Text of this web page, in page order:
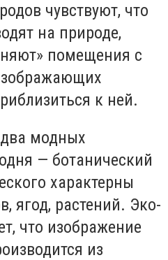
чувствуют, что
на природе,
помещения с
к ней.
два модных
— ботанический
характерны
ягод, растений. Эко-
что изображение
из